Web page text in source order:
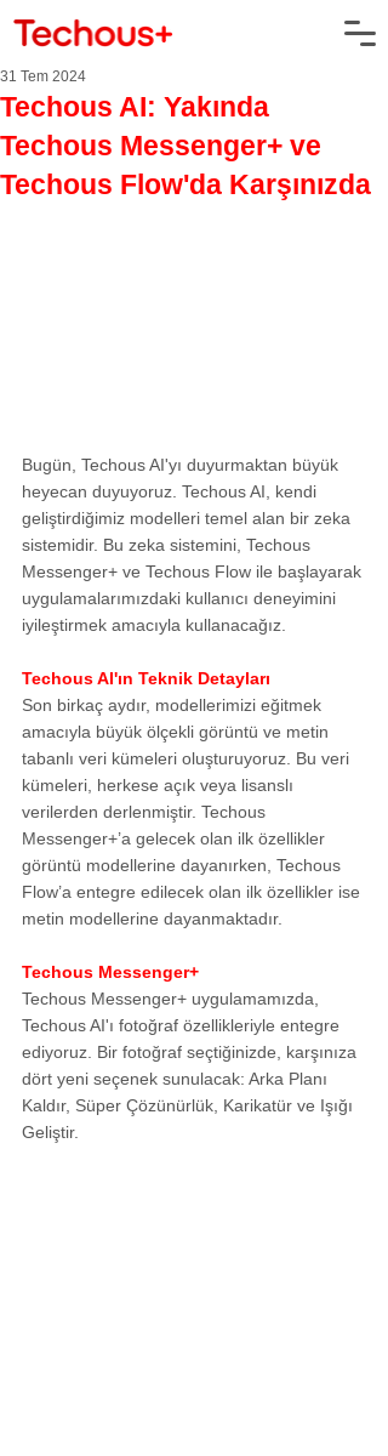
Techous AI: Yakında
Techous Messenger+ ve
Techous Flow'da Karşınızda
31 Tem 2024
Bugün, Techous AI'yı duyurmaktan büyük
heyecan duyuyoruz. Techous AI, kendi
geliştirdiğimiz modelleri temel alan bir zeka
sistemidir. Bu zeka sistemini, Techous
Messenger+ ve Techous Flow ile başlayarak
uygulamalarımızdaki kullanıcı deneyimini
iyileştirmek amacıyla kullanacağız.
Techous AI'ın Teknik Detayları
Son birkaç aydır, modellerimizi eğitmek
amacıyla büyük ölçekli görüntü ve metin
tabanlı veri kümeleri oluşturuyoruz. Bu veri
kümeleri, herkese açık veya lisanslı
verilerden derlenmiştir. Techous
Messenger+’a gelecek olan ilk özellikler
görüntü modellerine dayanırken, Techous
Flow’a entegre edilecek olan ilk özellikler ise
metin modellerine dayanmaktadır.
Techous Messenger+
Techous Messenger+ uygulamamızda,
Techous AI'ı fotoğraf özellikleriyle entegre
ediyoruz. Bir fotoğraf seçtiğinizde, karşınıza
dört yeni seçenek sunulacak: Arka Planı
Kaldır, Süper Çözünürlük, Karikatür ve Işığı
Geliştir.